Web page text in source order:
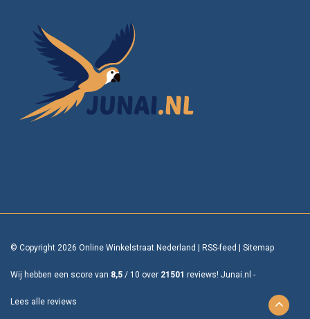
© Copyright 2026 Online Winkelstraat Nederland RSS-feed Sitemap
Wij hebben een score van 8,5 / 10 over 21501 reviews! Junai.nl -
Lees alle reviews